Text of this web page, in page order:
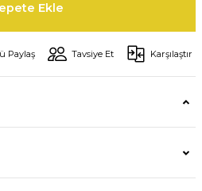
Ekle
Paylaş Tavsiye Et Karşılaştır